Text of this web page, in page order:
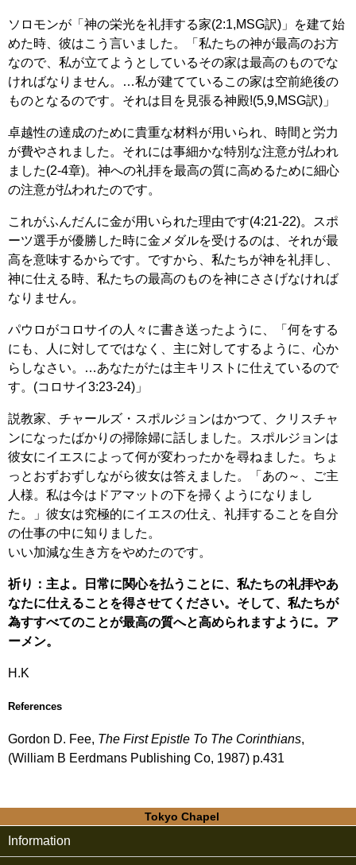
ソロモンが「神の栄光を礼拝する家(2:1,MSG訳)」を建て始
めた時、彼はこう言いました。「私たちの神が最高のお方
なので、私が立てようとしているその家は最高のものでな
ければなりません。…私が建てているこの家は空前絶後の
ものとなるのです。それは目を見張る神殿!(5,9,MSG訳)」
卓越性の達成のために貴重な材料が用いられ、時間と労力
が費やされました。それには事細かな特別な注意が払われ
ました(2-4章)。神への礼拝を最高の質に高めるために細心
の注意が払われたのです。
これがふんだんに金が用いられた理由です(4:21-22)。スポ
ーツ選手が優勝した時に金メダルを受けるのは、それが最
高を意味するからです。ですから、私たちが神を礼拝し、
神に仕える時、私たちの最高のものを神にささげなければ
なりません。
パウロがコロサイの人々に書き送ったように、「何をする
にも、人に対してではなく、主に対してするように、心か
らしなさい。…あなたがたは主キリストに仕えているので
す。(コロサイ3:23-24)」
説教家、チャールズ・スポルジョンはかつて、クリスチャ
ンになったばかりの掃除婦に話しました。スポルジョンは
彼女にイエスによって何が変わったかを尋ねました。ちょ
っとおずおずしながら彼女は答えました。「あの～、ご主
人様。私は今はドアマットの下を掃くようになりまし
た。」彼女は究極的にイエスの仕え、礼拝することを自分
の仕事の中に知りました。
いい加減な生き方をやめたのです。
祈り：主よ。日常に関心を払うことに、私たちの礼拝やあ
なたに仕えることを得させてください。そして、私たちが
為すすべてのことが最高の質へと高められますように。ア
ーメン。
H.K
References
Gordon D. Fee, The First Epistle To The Corinthians,
(William B Eerdmans Publishing Co, 1987) p.431
Tokyo Chapel
Information